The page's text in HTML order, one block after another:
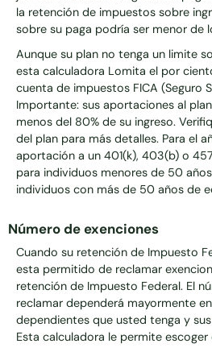
la retención de impuestos sobre
sobre su paga podría ser menor de
Aunque su plan no tenga un limite
esta calculadora Lomita el por
cuenta de impuestos FICA (Seguro
Importante: sus aportaciones al
menos del 80% de su ingreso.
del plan para más detalles. Para el
aportación a un 401(k), 403(b) o
para individuos menores de 50
individuos con más de 50 años de
Número de exenciones
Cuando su retención de Impuesto
esta permitido de reclamar
retención de Impuesto Federal. El
reclamar dependerá mayormente
dependientes que usted tenga y
Esta calculadora le permite